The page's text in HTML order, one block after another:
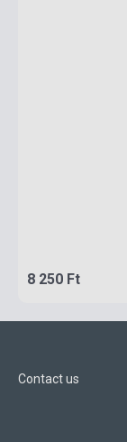
8 250 Ft
Contact us